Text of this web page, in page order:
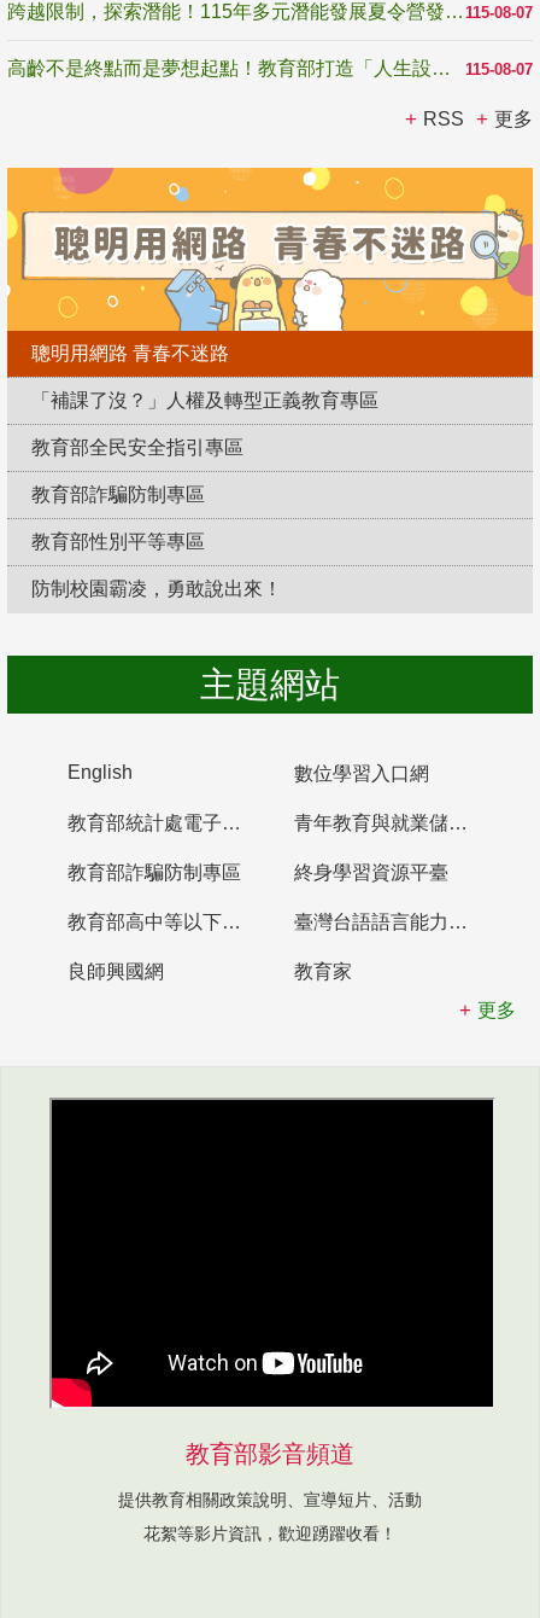
115-08-07
跨越限制，探索潛能！115年多元潛能發展夏令營發掘生命無限可能
115-08-07
高齡不是終點而是夢想起點！教育部打造「人生設計夢工場」 參展第3屆高齡健康產業博覽會
RSS 更多
聰明用網路 青春不迷路
「補課了沒？」人權及轉型正義教育專區
教育部全民安全指引專區
教育部詐騙防制專區
教育部性別平等專區
防制校園霸凌，勇敢說出來！
主題網站
English 數位學習入口網
教育部統計處電子書櫃 青年教育與就業儲蓄帳戶
教育部詐騙防制專區 終身學習資源平臺
教育部高中等以下學校及幼兒園教師資格檢定考試 臺灣台語語言能力認證網站
良師興國網
教育家
更多
教育部影音頻道
提供教育相關政策說明、宣導短片、活動
花絮等影片資訊，歡迎踴躍收看！